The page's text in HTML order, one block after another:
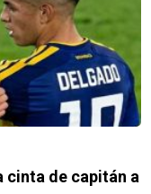
cinta de capitán a